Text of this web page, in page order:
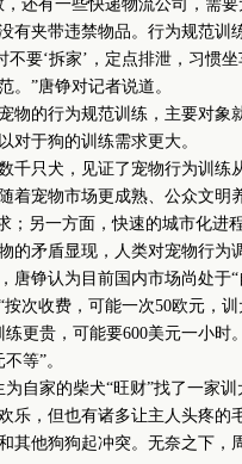
有一些快递物流公司，需要
有夹带违禁物品。行为规范训
不要‘拆家’，定点排泄，习惯
。”唐铮对记者说道。
的行为规范训练，主要对象
对于狗的训练需求更大。
只犬，见证了宠物行为训练
着宠物市场更成熟、公众文明
；另一方面，快速的城市化进
的矛盾显现，人类对宠物行为
铮认为目前国内市场尚处于“
次收费，可能一次50欧元，
更贵，可能要600美元一小
等”。
家的柴犬“旺财”找了一家训
乐，但也有诸多让主人头疼的
其他狗狗起冲突。无奈之下，